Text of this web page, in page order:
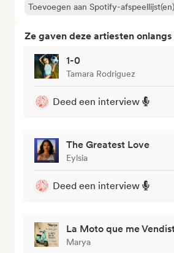
Toevoegen aan Spotify-afspeellijst(en)
Ze gaven deze artiesten
1-0
Tamara Rodriguez
Deed een interview
The Greatest Love
Eylsia
Deed een interview
La Moto que me
Marya